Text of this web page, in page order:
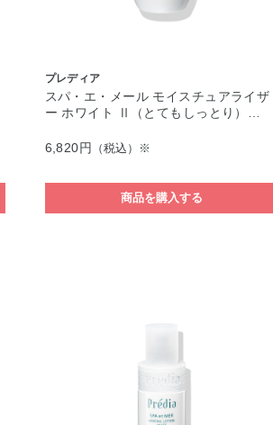
プレディア
スパ・エ・メール モイスチュアライザ
ー ホワイト Ⅱ（とてもしっとり）…
6,820円 （税込）※
商品を購入する